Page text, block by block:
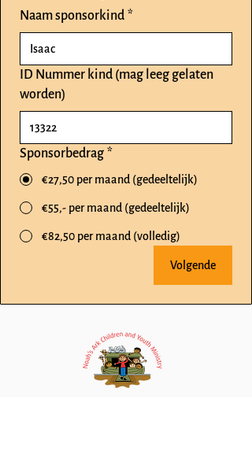
Naam sponsorkind *
ID Nummer kind (mag leeg gelaten
worden)
Sponsorbedrag *
€27,50 per maand (gedeeltelijk)
€55,- per maand (gedeeltelijk)
€82,50 per maand (volledig)
Volgende